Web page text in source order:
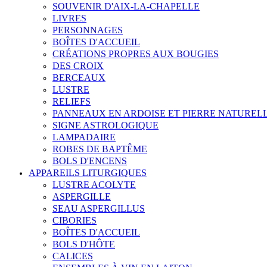
SOUVENIR D'AIX-LA-CHAPELLE
LIVRES
PERSONNAGES
BOÎTES D'ACCUEIL
CRÉATIONS PROPRES AUX BOUGIES
DES CROIX
BERCEAUX
LUSTRE
RELIEFS
PANNEAUX EN ARDOISE ET PIERRE
SIGNE ASTROLOGIQUE
LAMPADAIRE
ROBES DE BAPTÊME
BOLS D'ENCENS
APPAREILS LITURGIQUES
LUSTRE ACOLYTE
ASPERGILLE
SEAU ASPERGILLUS
CIBORIES
BOÎTES D'ACCUEIL
BOLS D'HÔTE
CALICES